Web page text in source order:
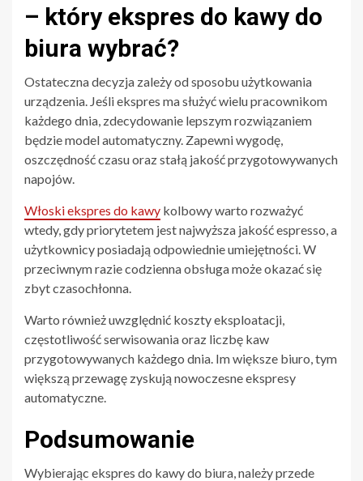
– który ekspres do kawy do
biura wybrać?
Ostateczna decyzja zależy od sposobu użytkowania
urządzenia. Jeśli ekspres ma służyć wielu pracownikom
każdego dnia, zdecydowanie lepszym rozwiązaniem
będzie model automatyczny. Zapewni wygodę,
oszczędność czasu oraz stałą jakość przygotowywanych
napojów.
Włoski ekspres do kawy kolbowy warto rozważyć
wtedy, gdy priorytetem jest najwyższa jakość espresso, a
użytkownicy posiadają odpowiednie umiejętności. W
przeciwnym razie codzienna obsługa może okazać się
zbyt czasochłonna.
Warto również uwzględnić koszty eksploatacji,
częstotliwość serwisowania oraz liczbę kaw
przygotowywanych każdego dnia. Im większe biuro, tym
większą przewagę zyskują nowoczesne ekspresy
automatyczne.
Podsumowanie
Wybierając ekspres do kawy do biura, należy przede